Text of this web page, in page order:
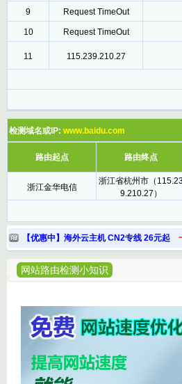
9 Request TimeOut
10 Request TimeOut
11 115.239.210.27
检测域名或IP: www.baidu.com
路由起点 路由终点
浙江金华电信
浙江省杭州市（
9.210.27）
【优惠中】海外云主机 CN2专线 26元起
网站路由检测小知识